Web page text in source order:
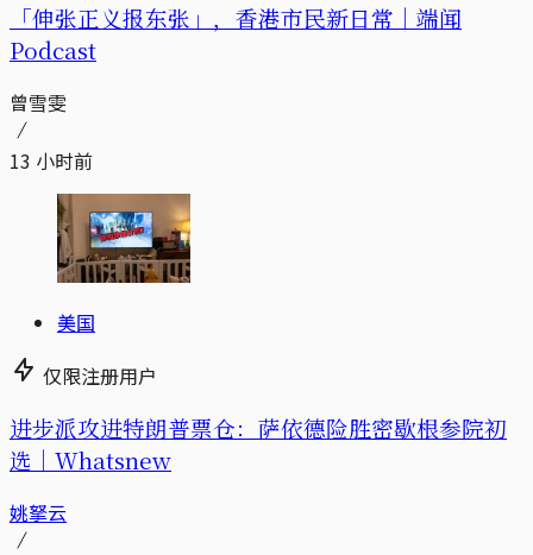
「伸张正义报东张」，香港市民新日常｜端闻
Podcast
曾雪雯
13 小时前
美国
仅限注册用户
进步派攻进特朗普票仓：萨依德险胜密歇根参院初
选｜Whatsnew
姚拏云